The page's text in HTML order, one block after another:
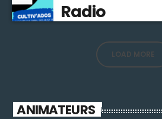
Radio
LOAD MORE
ANIMATEURS